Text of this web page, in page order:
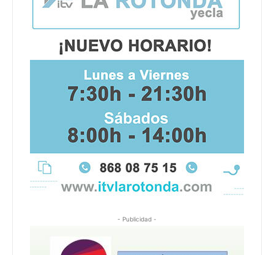
- Publicidad -